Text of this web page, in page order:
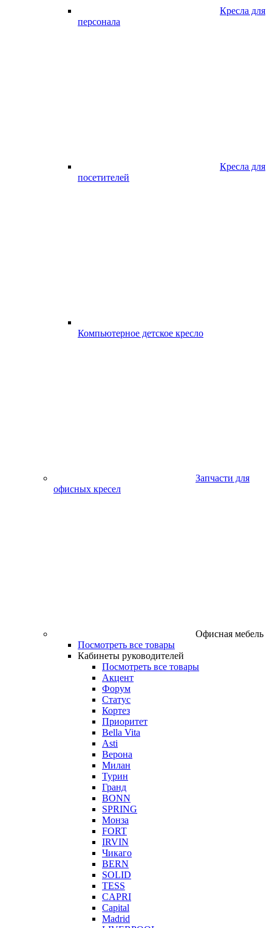
Кресла для
персонала
Кресла для
посетителей
Компьютерное детское кресло
Запчасти для
офисных кресел
Офисная мебель
Посмотреть все товары
Кабинеты руководителей
Посмотреть все товары
Акцент
Форум
Статус
Кортез
Приоритет
Bella Vita
Asti
Верона
Милан
Турин
Гранд
BONN
SPRING
Монза
FORT
IRVIN
Чикаго
BERN
SOLID
TESS
CAPRI
Capital
Madrid